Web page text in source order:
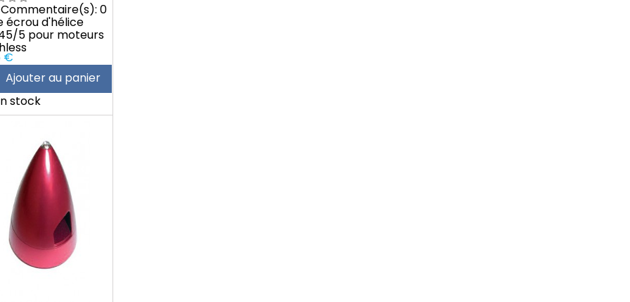
Commentaire(s): 0
écrou d'hélice
45/5 pour moteurs
€
Ajouter au panier
stock